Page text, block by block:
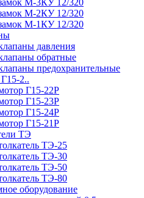
М-3КУ 12/320
М-2КУ 12/320
М-1КУ 12/320
давления
обратные
предохранительные
2..
Г15-22Р
Г15-23Р
Г15-24Р
Г15-21Р
ТЭ
ТЭ-25
ТЭ-30
ТЭ-50
ТЭ-80
оборудование